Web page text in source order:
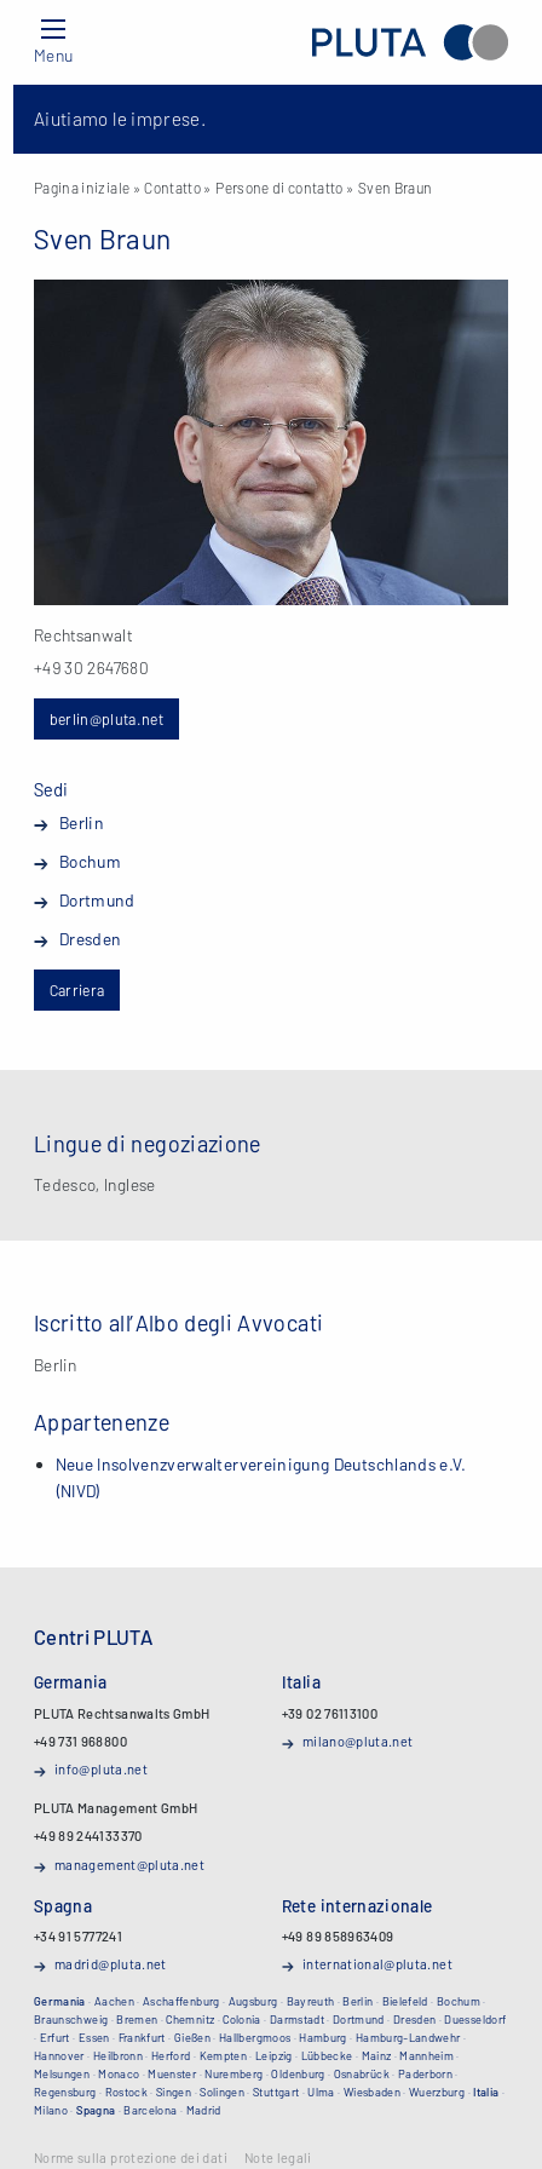
Menu
Aiutiamo le imprese.
Pagina iniziale » Contatto » Persone di contatto » Sven Braun
Sven Braun
Rechtsanwalt
+49 30 2647680
berlin@pluta.net
Sedi
Berlin
Bochum
Dortmund
Dresden
Carriera
Lingue di negoziazione
Tedesco, Inglese
Iscritto all’Albo degli Avvocati
Berlin
Appartenenze
Neue Insolvenzverwaltervereinigung Deutschlands e.V.
(NIVD)
Centri PLUTA
Germania
PLUTA Rechtsanwalts GmbH
+49 731 968800
info@pluta.net
PLUTA Management GmbH
+49 89 244133370
management@pluta.net
Italia
+39 02 76113100
milano@pluta.net
Spagna
+34 91 5777241
madrid@pluta.net
Rete internazionale
+49 89 858963409
international@pluta.net
Germania · Aachen·Aschaffenburg · Augsburg · Bayreuth ·Berlin · Bielefeld · Bochum·
Braunschweig ·Bremen ·Chemnitz ·Colonia · Darmstadt·Dortmund · Dresden ·Duesseldorf
· Erfurt · Essen · Frankfurt · Gießen·Hallbergmoos ·Hamburg · Hamburg-Landwehr·
Hannover· Heilbronn·Herford · Kempten·Leipzig · Lübbecke · Mainz ·Mannheim·
Melsungen ·Monaco ·Muenster·Nuremberg ·Oldenburg · Osnabrück · Paderborn·
Regensburg · Rostock ·Singen ·Solingen·Stuttgart ·Ulma · Wiesbaden·Wuerzburg ·Italia ·
Milano·Spagna ·Barcelona · Madrid
Norme sulla protezione dei dati Note legali